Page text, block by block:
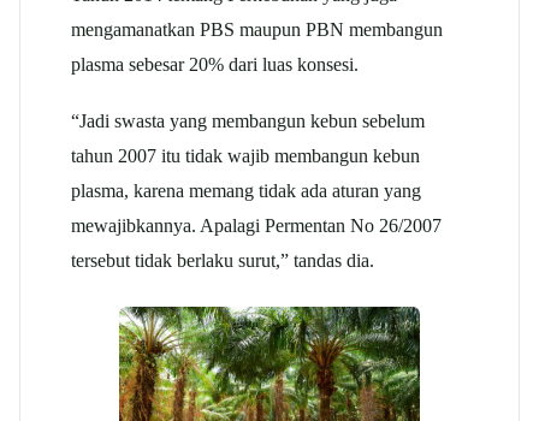
mengamanatkan PBS maupun PBN membangun
plasma sebesar 20% dari luas konsesi.
“Jadi swasta yang membangun kebun sebelum
tahun 2007 itu tidak wajib membangun kebun
plasma, karena memang tidak ada aturan yang
mewajibkannya. Apalagi Permentan No 26/2007
tersebut tidak berlaku surut,” tandas dia.